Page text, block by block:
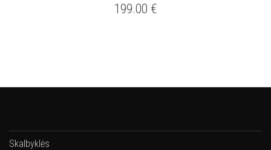
199.00 €
Skalbyklės